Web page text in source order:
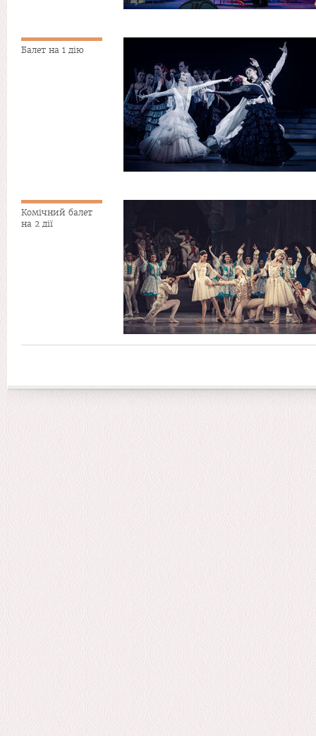
Балет на 1 дію
Комічний балет
на 2 дії